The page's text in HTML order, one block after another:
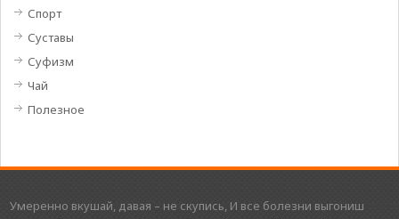
Спорт
Суставы
Суфизм
Чай
Полезное
Умеренно вкушай, давая – не скупись, И все болезни выгониш